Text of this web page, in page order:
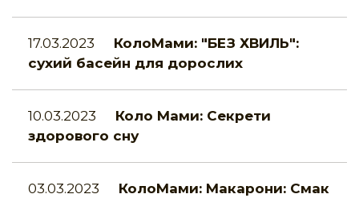
17.03.2023
КолоМами: "БЕЗ ХВИЛЬ":
сухий басейн для дорослих
10.03.2023
Коло Мами: Секрети
здорового сну
03.03.2023
КолоМами: Макарони: Смак